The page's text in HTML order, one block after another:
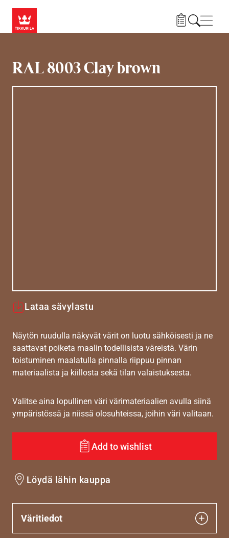
RAL 8003 Clay brown
Lataa sävylastu
Näytön ruudulla näkyvät värit on luotu sähköisesti ja ne
saattavat poiketa maalin todellisista väreistä. Värin
toistuminen maalatulla pinnalla riippuu pinnan
materiaalista ja kiillosta sekä tilan valaistuksesta.
Valitse aina lopullinen väri värimateriaalien avulla siinä
ympäristössä ja niissä olosuhteissa, joihin väri valitaan.
Add to wishlist
Löydä lähin kauppa
Väritiedot